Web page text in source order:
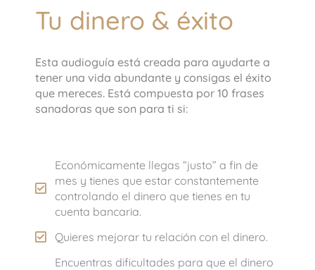
Tu dinero & éxito
Esta audioguía está creada para ayudarte a
tener una vida abundante y consigas el éxito
que mereces. Está compuesta por 10 frases
sanadoras que son para ti si:
Económicamente llegas “justo” a fin de
mes y tienes que estar constantemente
controlando el dinero que tienes en tu
cuenta bancaria.
Quieres mejorar tu relación con el dinero.
Encuentras dificultades para que el dinero